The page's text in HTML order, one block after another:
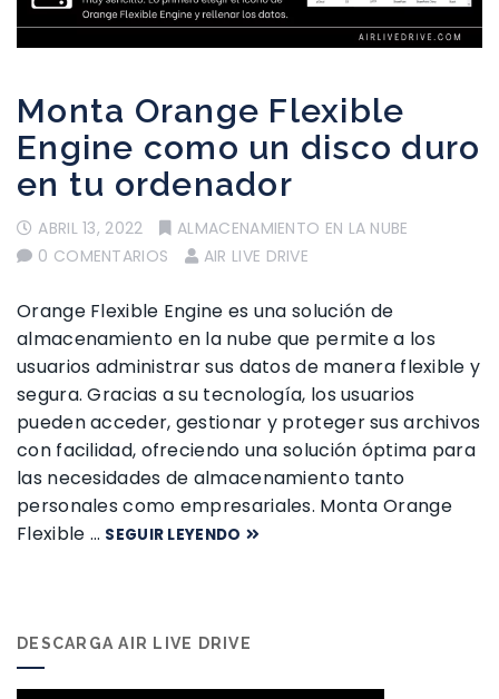
Monta Orange Flexible
Engine como un disco duro
en tu ordenador
ABRIL 13, 2022
ALMACENAMIENTO EN LA NUBE
0 COMENTARIOS
AIR LIVE DRIVE
Orange Flexible Engine es una solución de
almacenamiento en la nube que permite a los
usuarios administrar sus datos de manera flexible y
segura. Gracias a su tecnología, los usuarios
pueden acceder, gestionar y proteger sus archivos
con facilidad, ofreciendo una solución óptima para
las necesidades de almacenamiento tanto
personales como empresariales. Monta Orange
Flexible … SEGUIR LEYENDO
DESCARGA AIR LIVE DRIVE